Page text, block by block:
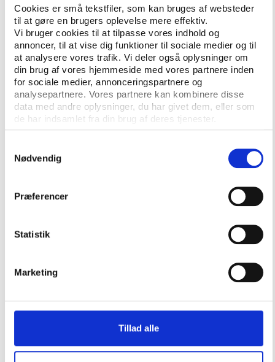
Cookies er små tekstfiler, som kan bruges af websteder
til at gøre en brugers oplevelse mere effektiv.
Vi bruger cookies til at tilpasse vores indhold og
annoncer, til at vise dig funktioner til sociale medier og til
at analysere vores trafik. Vi deler også oplysninger om
din brug af vores hjemmeside med vores partnere inden
for sociale medier, annonceringspartnere og
analysepartnere. Vores partnere kan kombinere disse
data med andre oplysninger, du har givet dem, eller som
de har indsamlet fra din brug af deres tjenester.
Nødvendig
Præferencer
Statistik
Marketing
Tillad alle
samværsarena
Inspirationskataloget peger på, at for mange piger er
idrætsfaciliteter en samværsarena snarere end en
sportsarena, og det er en udfordring i forhold til
mange offentlige idrætsfaciliteter, der er indrettet til
helt bestemte sportsgrene.
For en ikke-fodboldspillende pige vil en fodboldbane
for eksempel ikke være attraktiv, og mange piger
hvor de kan være sammen socialt og skiftevis være
tilskuere og deltagere.
”Vi kan se, at de mere komplekse rum appellerer
bredere. Det er rum, som kan have flere betydninger,
overlapper hinanden. For eksempel i kraft af
forskellige zoner, hvor nogle er lavet til bestemte
aktiviteter som basket, mens andre lægger op til en
mere kreativ og improviserende brug, hvor det også
Pedersen.
Inspirationskataloget rummer også en klar
opfordring til at inddrage pigerne selv i arbejdet med